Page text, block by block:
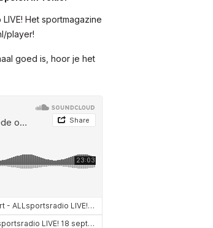
Het sportmagazine
player!
goed is, hoor je het